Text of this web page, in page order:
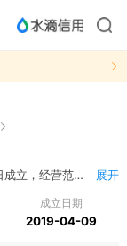
简介：新疆新瓷建材科技有限公司,2019年04月09日成立，经营范围包括建材科技领域内的技术开发、技术转让、技术咨询；电动工具、手动工具的技术研发、销售；销售：防水建筑材料、五金交电、金属制品、金属工艺品、塑料制品、化工原料及产品（危险品除外）；金属门窗销售、安装；建筑装饰工程，房屋建筑工程，环保工程施工；建筑物清洁服务，包装服务。（依法须经批准的项目，经相关部门批准后方可开展经营活动） 展开
成立日期
2019-04-09